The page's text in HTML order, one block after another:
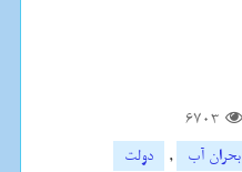
6703
بحران آب ,
دولت